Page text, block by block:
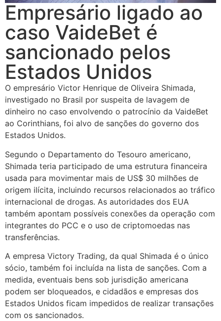
Empresário ligado ao
caso VaideBet é
sancionado pelos
Estados Unidos
O empresário Victor Henrique de Oliveira Shimada,
investigado no Brasil por suspeita de lavagem de
dinheiro no caso envolvendo o patrocínio da VaideBet
ao Corinthians, foi alvo de sanções do governo dos
Estados Unidos.
Segundo o Departamento do Tesouro americano,
Shimada teria participado de uma estrutura financeira
usada para movimentar mais de US$ 30 milhões de
origem ilícita, incluindo recursos relacionados ao tráfico
internacional de drogas. As autoridades dos EUA
também apontam possíveis conexões da operação com
integrantes do PCC e o uso de criptomoedas nas
transferências.
A empresa Victory Trading, da qual Shimada é o único
sócio, também foi incluída na lista de sanções. Com a
medida, eventuais bens sob jurisdição americana
podem ser bloqueados, e cidadãos e empresas dos
Estados Unidos ficam impedidos de realizar transações
com os sancionados.